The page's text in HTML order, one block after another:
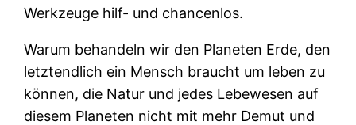
Werkzeuge hilf- und chancenlos.
Warum behandeln wir den Planeten Erde, den
letztendlich ein Mensch braucht um leben zu
können, die Natur und jedes Lebewesen auf
diesem Planeten nicht mit mehr Demut und